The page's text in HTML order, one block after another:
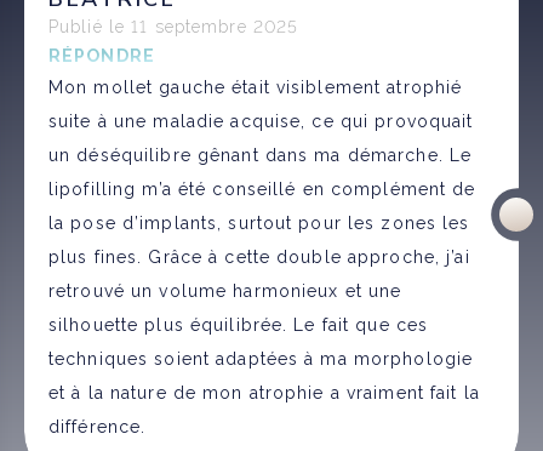
Publié le 11 septembre 2025
RÉPONDRE
Mon mollet gauche était visiblement atrophié
suite à une maladie acquise, ce qui provoquait
un déséquilibre gênant dans ma démarche. Le
lipofilling m’a été conseillé en complément de
la pose d’implants, surtout pour les zones les
plus fines. Grâce à cette double approche, j’ai
retrouvé un volume harmonieux et une
silhouette plus équilibrée. Le fait que ces
techniques soient adaptées à ma morphologie
et à la nature de mon atrophie a vraiment fait la
différence.